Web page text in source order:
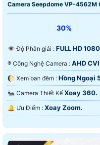
Camera Seepdome VP-4562M
30%
👁 Độ Phân giải : FULL HD
®️ Công Nghệ Camera : AHD
🌔 Xem ban đêm : Hồng Ngoại
🐜 Camera Thiết Kế Xoay 360.
️🔔 Ưu Điểm : Xoay Zoom.